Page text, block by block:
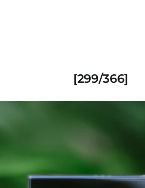
[299/366]